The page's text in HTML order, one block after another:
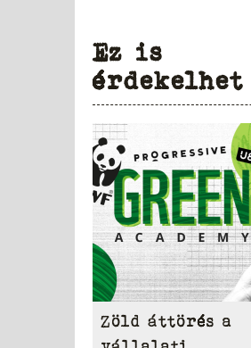
Ez is
érdekelhet
Zöld áttörés a